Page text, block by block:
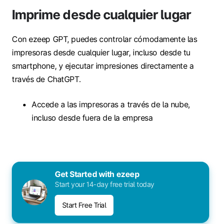
Imprime desde cualquier lugar
Con ezeep GPT, puedes controlar cómodamente las
impresoras desde cualquier lugar, incluso desde tu
smartphone, y ejecutar impresiones directamente a
través de ChatGPT.
Accede a las impresorasa través de la nube,
incluso desde fuera de la empresa
Get Started with ezeep
Start your 14-day free trial today
Start Free Trial